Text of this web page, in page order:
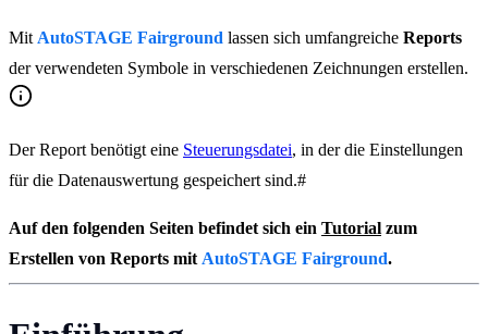
Mit AutoSTAGE Fairground lassen sich umfangreiche Reports
der verwendeten Symbole in verschiedenen Zeichnungen erstellen.
Der Report benötigt eine Steuerungsdatei, in der die Einstellungen
für die Datenauswertung gespeichert sind.#
Auf den folgenden Seiten befindet sich ein Tutorial zum
Erstellen von Reports mit AutoSTAGE Fairground.